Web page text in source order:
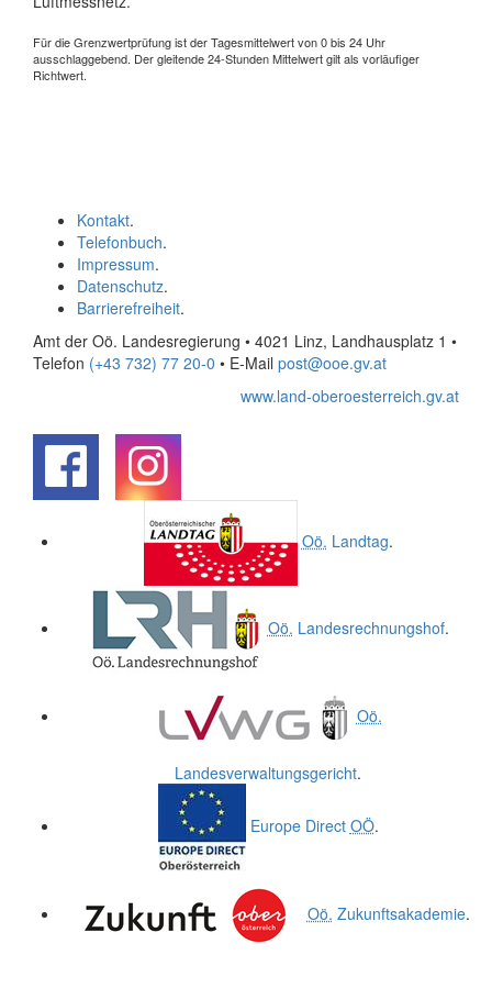
Für die Grenzwertprüfung ist der Tagesmittelwert von 0 bis 24 Uhr
ausschlaggebend. Der gleitende 24-Stunden Mittelwert gilt als vorläufiger
Richtwert.
Kontakt.
Telefonbuch.
Impressum.
Datenschutz.
Barrierefreiheit.
Amt der Oö. Landesregierung • 4021 Linz, Landhausplatz 1 •
Telefon (+43 732) 77 20-0 • E-Mail post@ooe.gv.at
www.land-oberoesterreich.gv.at
Oö. Landtag.
Oö. Landesrechnungshof.
Oö.
Landesverwaltungsgericht.
Europe Direct OÖ.
Oö. Zukunftsakademie.